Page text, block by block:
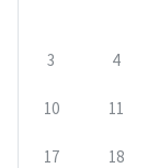
3 4
10 11
17 18